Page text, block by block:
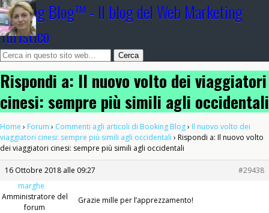
Booking Blog™ - Il blog del Web Marketing
Turistico
Rispondi a: Il nuovo volto dei viaggiatori
cinesi: sempre più simili agli occidentali
Home › Forum › Commenti agli articoli di Booking Blog› Il nuovo volto dei
viaggiatori cinesi: sempre più simili agli occidentali › Rispondi a: Il nuovo volto
dei viaggiatori cinesi: sempre più simili agli occidentali
16 Ottobre 2018 alle 09:27
#29438
marghe
Amministratore del
forum
Grazie mille per l’apprezzamento!